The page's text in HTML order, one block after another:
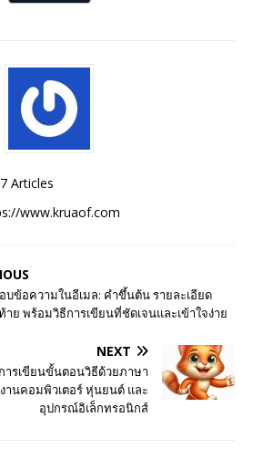
Articles
www.kruaof.com
บข้อความในอีเมล: คำขึ้นต้น รายละเอียด
าย พร้อมวิธีการเขียนที่ชัดเจนและเข้าใจง่าย
NEXT
ารเขียนขั้นตอนวิธีด้วยภาษา
านคอมพิวเตอร์ หุ่นยนต์ และ
อุปกรณ์อิเล็กทรอนิกส์